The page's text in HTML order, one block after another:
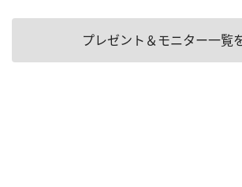
プレゼント＆モニター一覧